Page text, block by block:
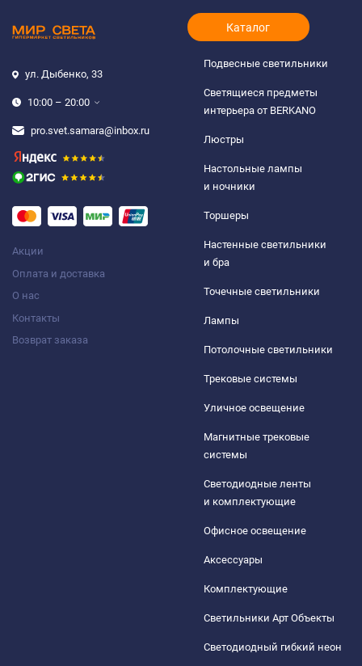
ул. Дыбенко, 33
10:00 – 20:00
pro.svet.samara@inbox.ru
Акции
Оплата и доставка
О нас
Контакты
Возврат заказа
Каталог
Подвесные светильники
Светящиеся предметы
интерьера от BERKANO
Люстры
Настольные лампы
и ночники
Торшеры
Настенные светильники
и бра
Точечные светильники
Лампы
Потолочные светильники
Трековые системы
Уличное освещение
Магнитные трековые
системы
Светодиодные ленты
и комплектующие
Офисное освещение
Аксессуары
Комплектующие
Светильники Арт Объекты
Светодиодный гибкий неон